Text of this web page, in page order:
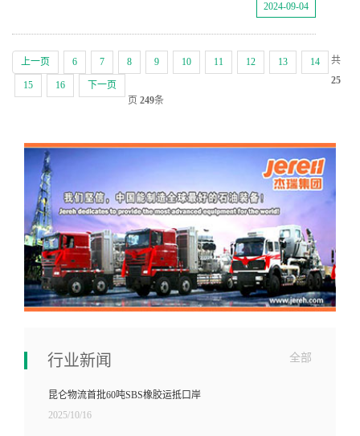
2024-09-04
上一页 6 7 8 9 10 11 12 13 14
15 16 下一页
共
25
页 249条
行业新闻 全部
昆仑物流首批60吨SBS橡胶运抵口岸
2025/10/16